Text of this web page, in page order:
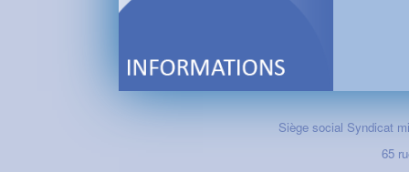
Siège social Syndicat
65